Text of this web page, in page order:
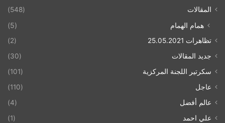
المقالات
(548)
همام الهمام (5)
تظاهرات 25.05.2021
(2)
جديد المقالات
(30)
سكرتير اللجنة المركزية
(101)
عاجل
(110)
عالم أفضل
(4)
علي احمد
(1)